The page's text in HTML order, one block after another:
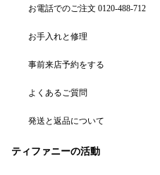
お電話でのご注文 0120-488-712
お手入れと修理
事前来店予約をする
よくあるご質問
発送と返品について
ティファニーの活動